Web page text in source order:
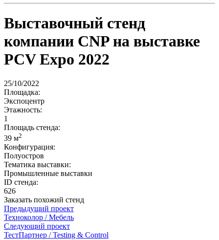
Выставочный стенд
компании CNP на выставке
PCV Expo 2022
25/10/2022
Площадка:
Экспоцентр
Этажность:
1
Площадь стенда:
39 м2
Конфигурация:
Полуостров
Тематика выставки:
Промышленные выставки
ID стенда:
626
Заказать похожий стенд
Предыдущий проект
Техноколор / Мебель
Следующий проект
ТестПартнер / Testing & Control